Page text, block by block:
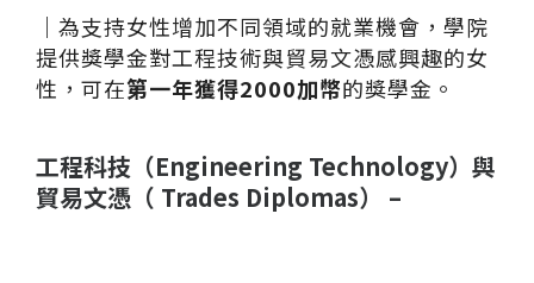
｜ 為支持女性增加不同領域的就業機會，學院
提供獎學金對工程技術與貿易文憑感興趣的女
性，可在第一年獲得2000加幣的獎學金。
工程科技（Engineering Technology）與
貿易文憑（ Trades Diplomas） –